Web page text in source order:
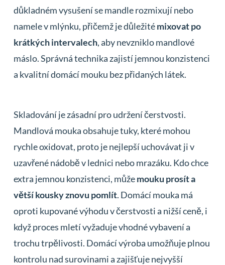
důkladném vysušení se mandle rozmixují nebo
namele v mlýnku, přičemž je důležitémixovat po
krátkých intervalech, aby nevzniklo mandlové
máslo. Správná technika zajistí jemnou konzistenci
a kvalitní domácí mouku bez přidaných látek.
Skladování je zásadní pro udržení čerstvosti.
Mandlová mouka obsahuje tuky, které mohou
rychle oxidovat, proto je nejlepší uchovávat ji v
uzavřené nádobě v lednici nebo mrazáku. Kdo chce
extra jemnou konzistenci, můžemouku prosít a
větší kousky znovu pomlít. Domácí mouka má
oproti kupované výhodu v čerstvosti a nižší ceně, i
když proces mletí vyžaduje vhodné vybavení a
trochu trpělivosti. Domácí výroba umožňuje plnou
kontrolu nad surovinami a zajišťuje nejvyšší